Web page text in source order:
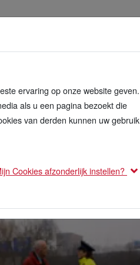
ervaring op onze website geven.
als u een pagina bezoekt die
van derden kunnen uw gebruik
Cookies afzonderlijk instellen?